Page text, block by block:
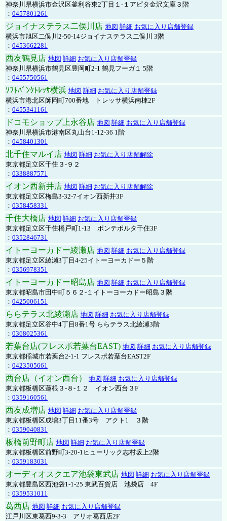
神奈川県横浜市金沢区釜利谷東2丁目１-１アピタ金沢文庫３階
： 0457801261
ジョイナステラス二俣川店 地図 詳細 お気に入り店舗登録
横浜市旭区二俣川2-50-14ジョイナステラス二俣川 3階
： 0453662281
西友鶴見店 地図 詳細 お気に入り店舗登録
神奈川県横浜市鶴見区豊岡町2-1 鶴見フーガ１ 5階
： 0455750561
ｿﾌﾄﾊﾞﾝｸﾄﾚｯｻ横浜 地図 詳細 お気に入り店舗登録
横浜市港北区師岡町700番地 トレッサ横浜南棟2F
： 0455341161
ドコモショップ上永谷店 地図 詳細 お気に入り店舗登録
神奈川県横浜市港南区丸山台1-12-36 1階
： 0458401301
北千住マルイ店 地図 詳細 お気に入り店舗解除
東京都足立区千住３-９２
： 0338887571
イオン西新井店 地図 詳細 お気に入り店舗解除
東京都足立区梅島3-32-7イオン西新井3F
： 0358458331
千住大橋店 地図 詳細 お気に入り店舗登録
東京都足立区千住橋戸町1-13 ポンテポルタ千住3F
： 0352846731
イトーヨーカドー綾瀬店 地図 詳細 お気に入り店舗登録
東京都足立区綾瀬3丁目4-25イトーヨーカドー５階
： 0356978351
イトーヨーカドー昭島店 地図 詳細 お気に入り店舗登録
東京都昭島市田中町５６２-１イトーヨーカドー昭島３階
： 0425006151
ららテラス北綾瀬店 地図 詳細 お気に入り店舗登録
東京都足立区谷中4丁目8番1号 ららテラス北綾瀬3階
： 0368025361
若葉台店(フレスポ若葉台EAST) 地図 詳細 お気に入り店舗登録
東京都稲城市若葉台2-1-1 フレスポ若葉台EAST2F
： 0423505661
西台店（イオン西台） 地図 詳細 お気に入り店舗登録
東京都板橋区蓮根３-８-１２ イオン西台３F
： 0359160561
西友成増店 地図 詳細 お気に入り店舗登録
東京都板橋区成増3丁目11番3号 アクト1 ３階
： 0359040831
板橋前野町店 地図 詳細 お気に入り店舗登録
東京都板橋区前野町3-20-1ヒューリック志村坂上2階
： 0359183031
オーディオスクエア池袋東武店 地図 詳細 お気に入り店舗登録
東京都豊島区西池袋1-1-25 東武百貨店 池袋店 4F
： 0359531011
葛西店 地図 詳細 お気に入り店舗登録
江戸川区東葛西9-3-3 アリオ葛西店2F